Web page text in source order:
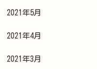
2021年5月
2021年4月
2021年3月